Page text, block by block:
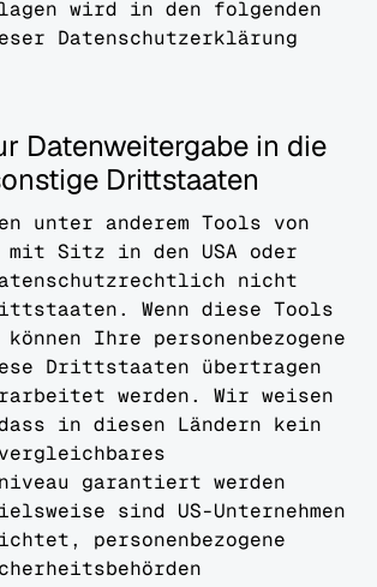
wird in den folgenden
Datenschutzerklärung
Datenweitergabe in die
Drittstaaten
unter anderem Tools von
mit Sitz in den USA oder
nicht
Wenn diese Tools
Ihre personenbezogene
Drittstaaten übertragen
werden. Wir weisen
in diesen Ländern kein
garantiert werden
sind US-Unternehmen
personenbezogene